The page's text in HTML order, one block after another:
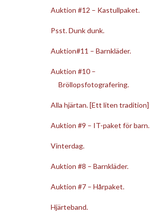
Auktion #12 – Kastullpaket.
Psst. Dunk dunk.
Auktion#11 – Barnkläder.
Auktion #10 –
Bröllopsfotografering.
Alla hjärtan. [Ett liten tradition]
Auktion #9 – IT-paket för barn.
Vinterdag.
Auktion #8 – Barnkläder.
Auktion #7 – Hårpaket.
Hjärteband.